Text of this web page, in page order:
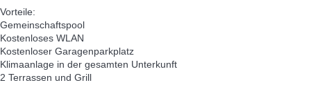
Vorteile:
Gemeinschaftspool
Kostenloses WLAN
Kostenloser Garagenparkplatz
Klimaanlage in der gesamten Unterkunft
2 Terrassen und Grill